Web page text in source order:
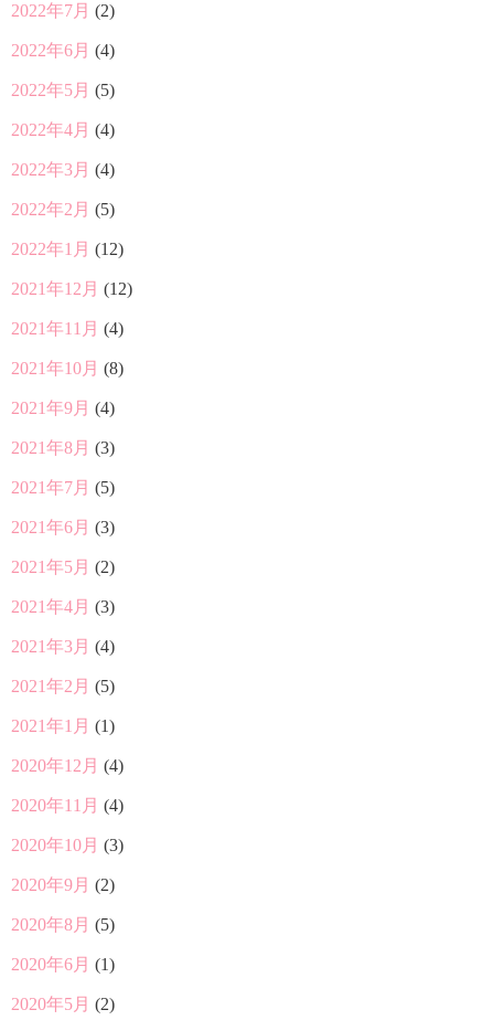
2022年7月 (2)
2022年6月 (4)
2022年5月 (5)
2022年4月 (4)
2022年3月 (4)
2022年2月 (5)
2022年1月 (12)
2021年12月 (12)
2021年11月 (4)
2021年10月 (8)
2021年9月 (4)
2021年8月 (3)
2021年7月 (5)
2021年6月 (3)
2021年5月 (2)
2021年4月 (3)
2021年3月 (4)
2021年2月 (5)
2021年1月 (1)
2020年12月 (4)
2020年11月 (4)
2020年10月 (3)
2020年9月 (2)
2020年8月 (5)
2020年6月 (1)
2020年5月 (2)